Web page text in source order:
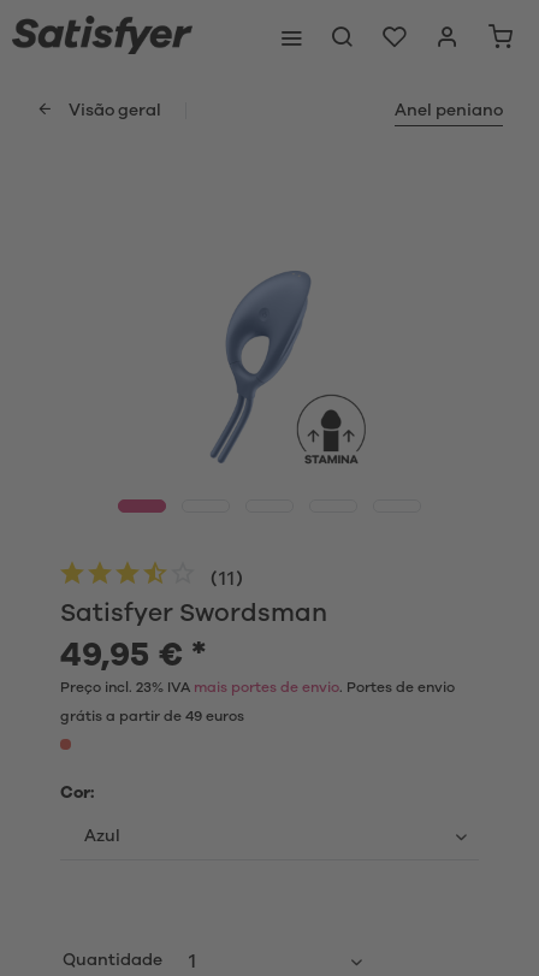
Visão geral Anel peniano
Satisfyer Swordsman
(11 )
49,95 € *
Preço incl. 23% IVA mais portes de envio. Portes de envio
grátis a partir de 49 euros
Cor:
Quantidade